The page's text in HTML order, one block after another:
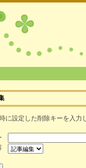
に設定した削除キーを入力